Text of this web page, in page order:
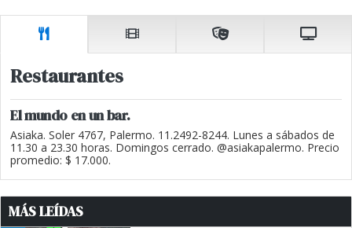
Restaurantes
El mundo en un bar.
Asiaka. Soler 4767, Palermo. 11.2492-8244. Lunes a sábados de
11.30 a 23.30 horas. Domingos cerrado. @asiakapalermo. Precio
promedio: $ 17.000.
MÁS LEÍDAS